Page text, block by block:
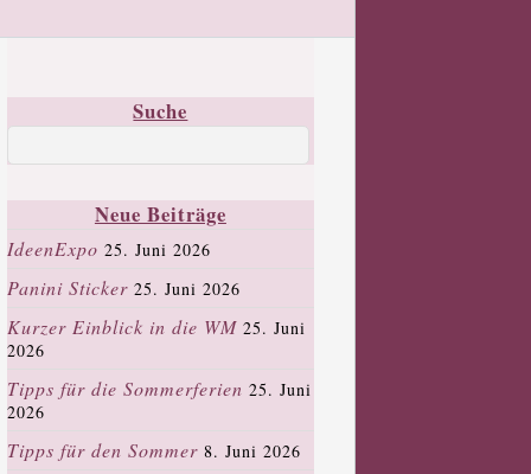
Suche
Neue Beiträge
IdeenExpo 25. Juni 2026
Panini Sticker 25. Juni 2026
Kurzer Einblick in die WM 25. Juni
2026
Tipps für die Sommerferien 25. Juni
2026
Tipps für den Sommer 8. Juni 2026